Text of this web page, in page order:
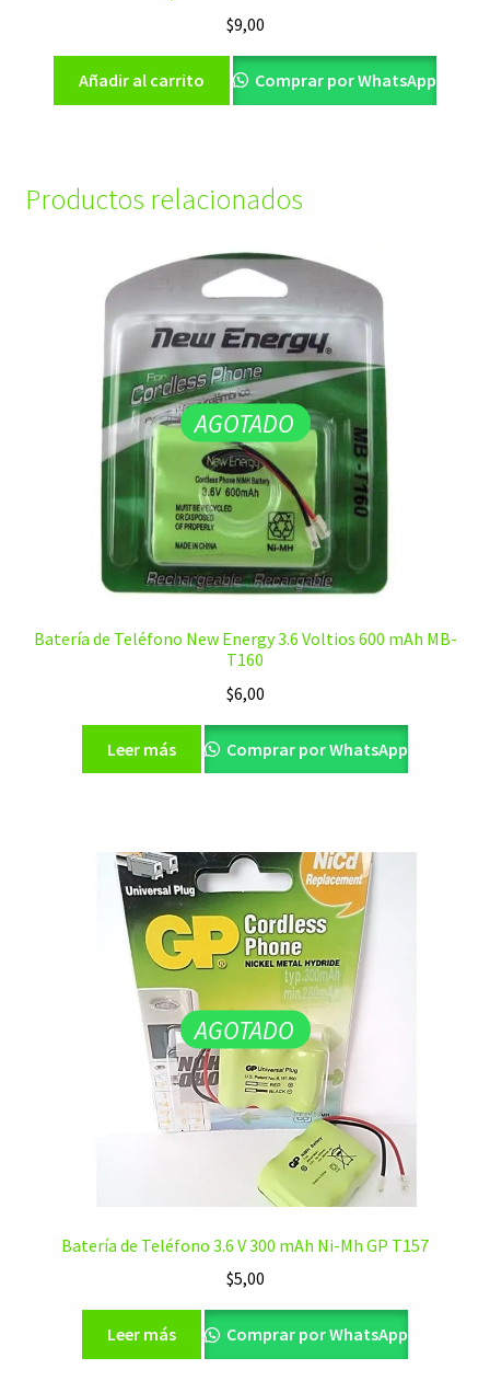
$9,00
Añadir al carrito Comprar por WhatsApp
Productos relacionados
AGOTADO
Batería de Teléfono New Energy 3.6 Voltios 600 mAh MB-
T160
$6,00
Leer más Comprar por WhatsApp
AGOTADO
Batería de Teléfono 3.6 V 300 mAh Ni-Mh GP T157
$5,00
Leer más Comprar por WhatsApp